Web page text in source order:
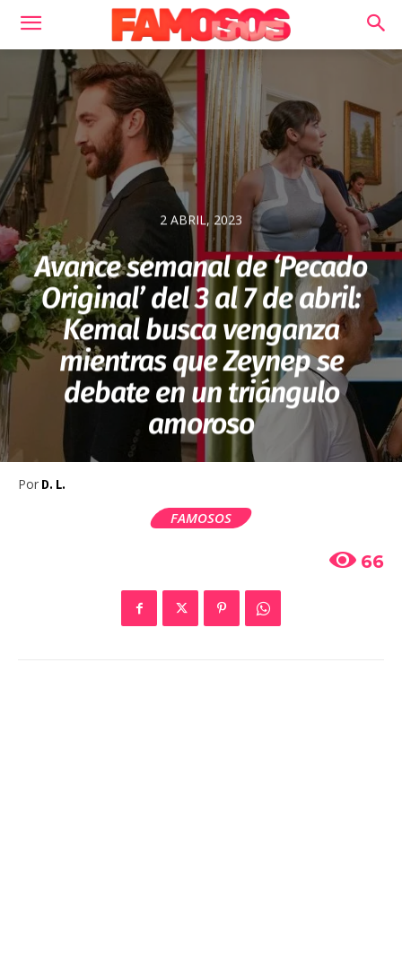
2 ABRIL, 2023
Avance semanal de ‘Pecado
Original’ del 3 al 7 de abril:
Kemal busca venganza
mientras que Zeynep se
debate en un triángulo
amoroso
Por D. L.
FAMOSOS
66